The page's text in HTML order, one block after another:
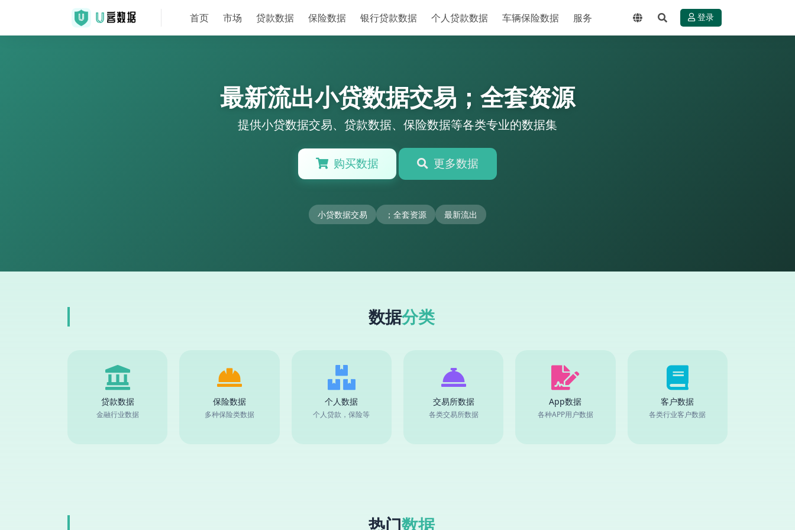
首页 市场 贷款数据 保险数据 银行贷款数据 个人贷款数据 车辆保险数据 服务 登录
最新流出小贷数据交易；全套资源
提供小贷数据交易、贷款数据、保险数据等各类专业的数据集
购买数据 更多数据
小贷数据交易 ；全套资源 最新流出
数据分类
贷款数据
金融行业数据
保险数据
多种保险类数据
个人数据
个人贷款，保险等
交易所数据
各类交易所数据
App数据
各种APP用户数据
客户数据
各类行业客户数据
热门数据